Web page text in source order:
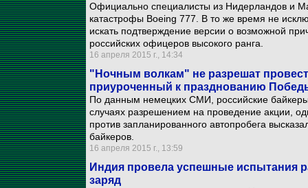
Официально специалисты из Нидерландов и
катастрофы Boeing 777. В то же время не
искать подтверждение версии о возможной
российских офицеров высокого ранга.
16 апреля 2015 г., 14:34
"Ночным волкам" не разрешат
приуроченный к празднованию
По данным немецких СМИ, российские
случаях разрешением на проведение акции,
против запланированного автопробега
байкеров.
16 апреля 2015 г., 13:59
Индия провела успешные испытания
заряд